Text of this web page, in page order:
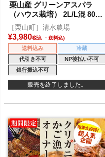
栗山産 グリーンアスパラ
（ハウス栽培） 2L/L混 800
ｇ
［栗山町］清水農場
¥3,980税込
送料込み
冷蔵
代引き不可
NP後払い不可
銀行振込不可
販売を終了しました。